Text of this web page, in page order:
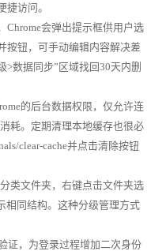
访问。
Chrome会弹出提示框供用户选
按钮，可手动编辑内容解决差
>数据同步”区域找回30天内删
的后台数据权限，仅允许连
耗。定期清理本地缓存也很必
clear-cache并点击清除按钮
类文件夹，右键点击文件夹选
相同结构。这种分级管理方式
证，为登录过程增加二次身份